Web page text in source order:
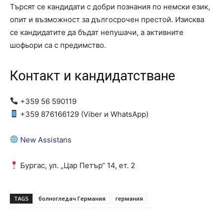
Търсят се кандидати с добри познания по немски език,
опит и възможност за дългосрочен престой. Изисква
се кандидатите да бъдат непушачи, а активните
шофьори са с предимство.
Контакт и кандидатстване
+359 56 590119
+359 876166129 (Viber и WhatsApp)
New Assistans
Бургас, ул. „Цар Петър“ 14, ет. 2
TAGS болногледач Германия
германия